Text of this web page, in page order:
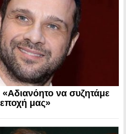
να συζητάμε
εποχή μας»